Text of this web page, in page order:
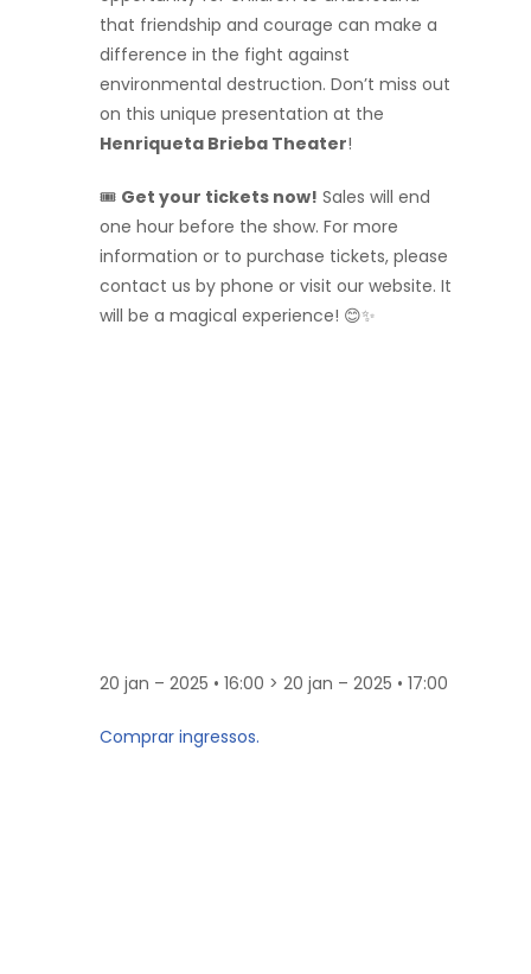
that friendship and courage can make a
difference in the fight against
environmental destruction. Don’t miss out
on this unique presentation at the
Henriqueta Brieba Theater!
🎟️ Get your tickets now! Sales will end
one hour before the show. For more
information or to purchase tickets, please
contact us by phone or visit our website. It
will be a magical experience! 😊✨
20 jan – 2025 • 16:00 > 20 jan – 2025 • 17:00
Comprar ingressos.